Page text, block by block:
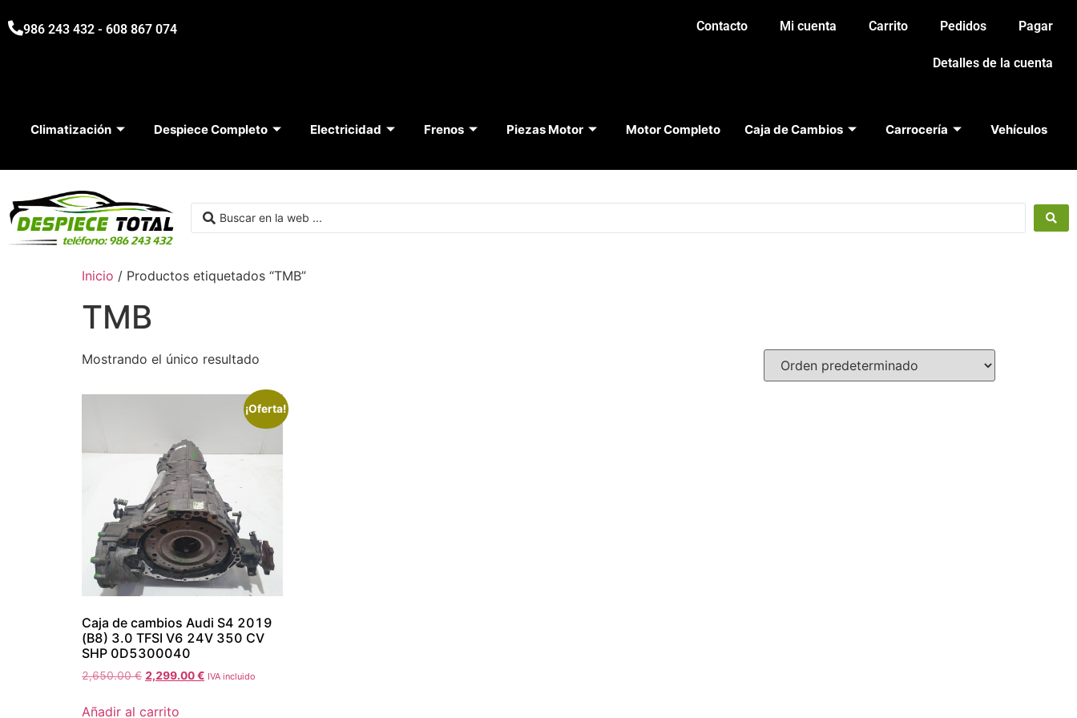
986 243 432 - 608 867 074 Contacto Mi cuenta Carrito Pedidos Pagar
Detalles de la cuenta
Climatización Despiece Completo Electricidad Frenos Piezas Motor Motor Completo Caja de Cambios Carrocería Vehículos
Inicio / Productos etiquetados “TMB”
TMB
Mostrando el único resultado
¡Oferta!
Caja de cambios Audi S4 2019
(B8) 3.0 TFSI V6 24V 350 CV
SHP 0D5300040
2,650.00€ 2,299.00€ IVA incluido
Añadir al carrito